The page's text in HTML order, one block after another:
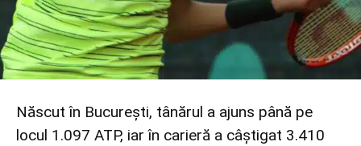
Născut în Bucureşti, tânărul a ajuns până pe
locul 1.097 ATP, iar în carieră a câştigat 3.410